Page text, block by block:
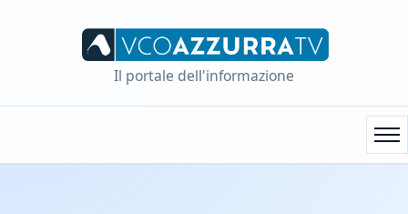
Il portale dell'informazione